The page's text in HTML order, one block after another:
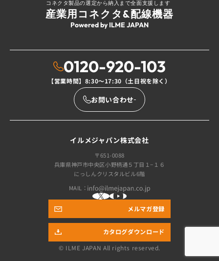
コネクタ製品の選定から納入まで全面支援します
産業用コネクタ&配線機器
Powered by ILME JAPAN
0120-920-103
【営業時間】8:30〜17:30（土日祝を除く）
お問い合わせ
イルメジャパン株式会社
〒651-0088
兵庫県神戸市中央区小野柄通５丁目１−１６
にっしんクリスタルビル6階
MAIL：
メルマガ登録
カタログダウンロード
© ILME JAPAN All rights reserved.